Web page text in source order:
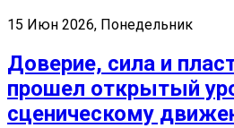
15 Июн 2026, Понедельник
Доверие, сила и
прошел открытый
сценическому